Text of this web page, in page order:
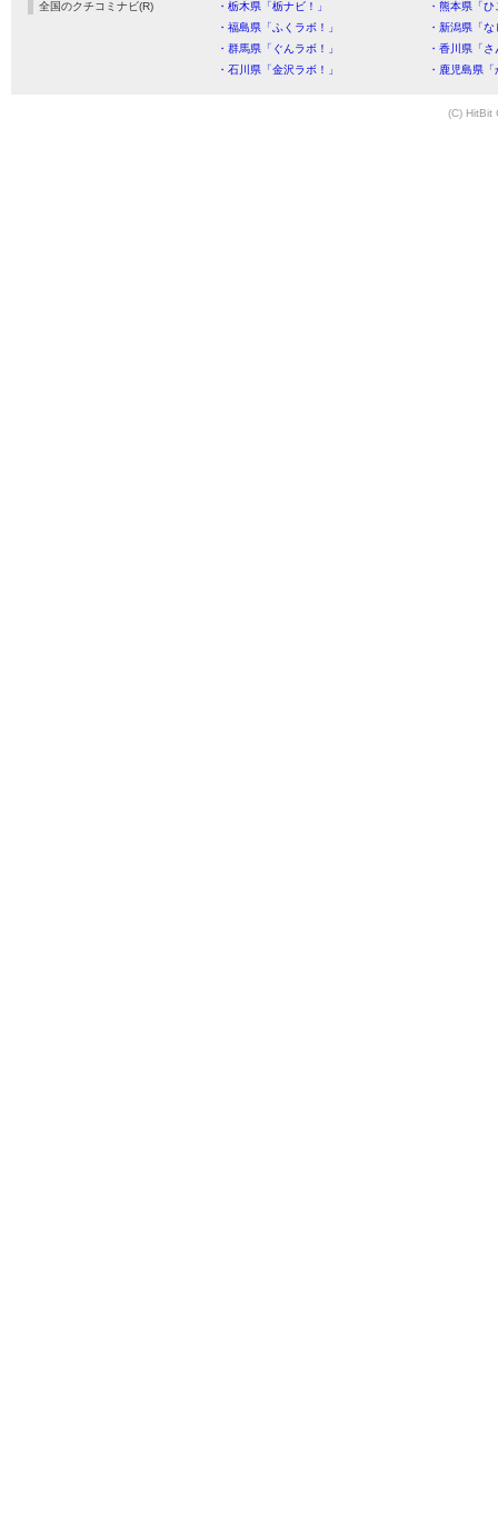
全国のクチコミナビ(R) ・栃木県「栃ナビ！」
・熊本県「
・福島県「ふくラボ！」
・新潟県「
・群馬県「ぐんラボ！」
・香川県「
・石川県「金沢ラボ！」
・鹿児島県
(C) HitBit